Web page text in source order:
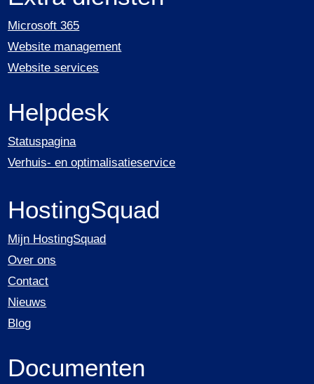
Microsoft 365
Website management
Website services
Helpdesk
Statuspagina
Verhuis- en optimalisatieservice
HostingSquad
Mijn HostingSquad
Over ons
Contact
Nieuws
Blog
Documenten